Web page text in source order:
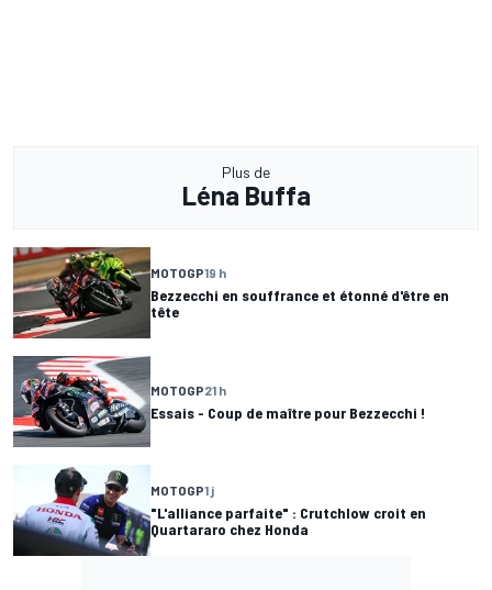
Plus de
Léna Buffa
MOTOGP19 h
Bezzecchi en souffrance et étonné d'être en
tête
MOTOGP21 h
Essais - Coup de maître pour Bezzecchi !
MOTOGP1 j
"L'alliance parfaite" : Crutchlow croit en
Quartararo chez Honda